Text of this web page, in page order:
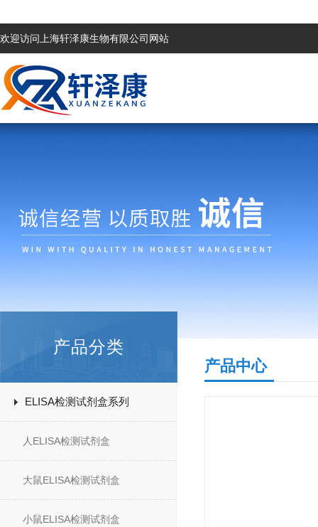
欢迎访问上海轩泽康生物有限公司网站
产品分类
ELISA检测试剂盒系列
人ELISA检测试剂盒
大鼠ELISA检测试剂盒
小鼠ELISA检测试剂盒
产品中心